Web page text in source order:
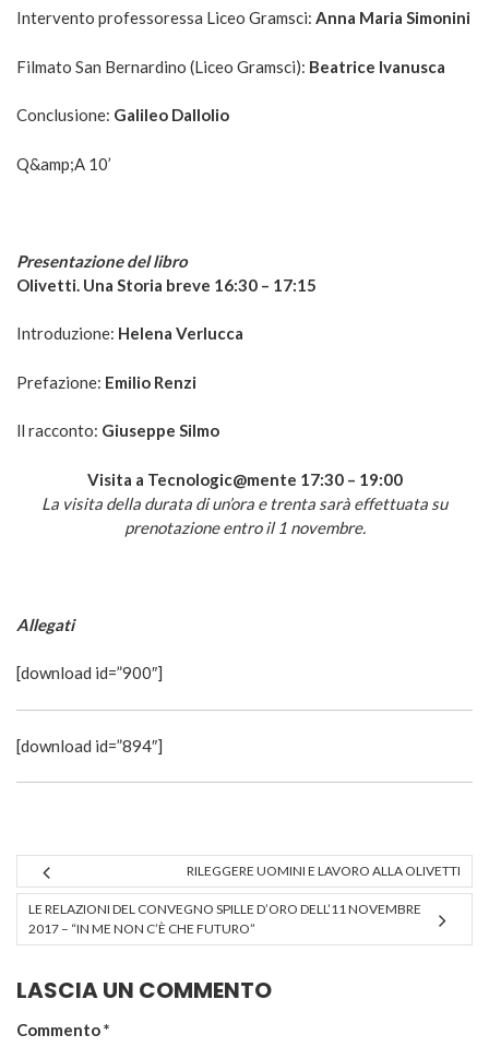
Intervento professoressa Liceo Gramsci: Anna Maria Simonini
Filmato San Bernardino (Liceo Gramsci): Beatrice Ivanusca
Conclusione: Galileo Dallolio
Q&amp;A 10’
Presentazione del libro
Olivetti. Una Storia breve 16:30 – 17:15
Introduzione: Helena Verlucca
Prefazione: Emilio Renzi
ll racconto: Giuseppe Silmo
Visita a Tecnologic@mente 17:30 – 19:00
La visita della durata di un’ora e trenta sarà effettuata su
prenotazione entro il 1 novembre.
Allegati
[download id=”900″]
[download id=”894″]
RILEGGERE UOMINI E LAVORO ALLA OLIVETTI
LE RELAZIONI DEL CONVEGNO SPILLE D’ORO DELL’11 NOVEMBRE
2017 – “IN ME NON C’È CHE FUTURO”
LASCIA UN COMMENTO
Commento*